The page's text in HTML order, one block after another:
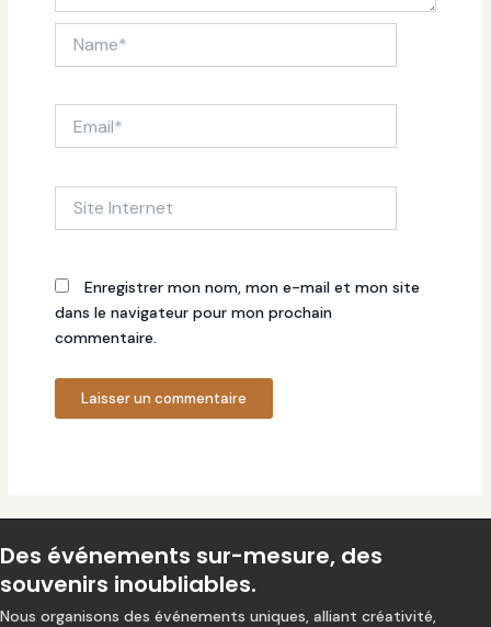
Internet
Enregistrer mon nom, mon e-mail et mon site
dans le navigateur pour mon prochain
commentaire.
Des événements sur-mesure, des
souvenirs inoubliables.
Nous organisons des événements uniques, alliant créativité,